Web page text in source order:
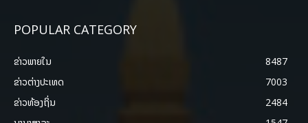
POPULAR CATEGORY
ຂ່າວພາຍ​ໃນ
8487
ຂ່າວຕ່າງປະເທດ
7003
ຂ່າວທ້ອງຖິ່ນ
2484